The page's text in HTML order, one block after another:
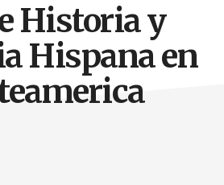
Historia y
Hispana en